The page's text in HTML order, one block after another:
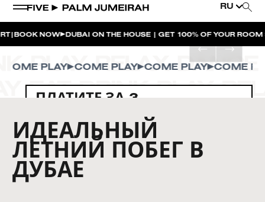
RU
NOW DUBAI ON THE HOUSE | GET 100% OF YOUR ROOM
PLAY COME PLAY COME PLAY COME PLAY
ПЛАТИТЕ ЗА 3 —
ИДЕАЛЬНЫЙ
ЛЕТНИЙ ПОБЕГ В
ДУБАЕ